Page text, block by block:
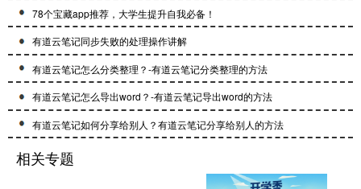
78个宝藏app推荐，大学生提升自我必备！
有道云笔记同步失败的处理操作讲解
有道云笔记怎么分类整理？-有道云笔记分类整理的方法
有道云笔记怎么导出word？-有道云笔记导出word的方法
有道云笔记如何分享给别人？有道云笔记分享给别人的方法
相关专题